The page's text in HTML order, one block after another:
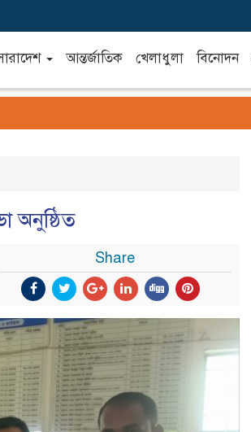
আন্তর্জাতিক খেলাধুলা বিনোদন
অনুষ্ঠিত
Share